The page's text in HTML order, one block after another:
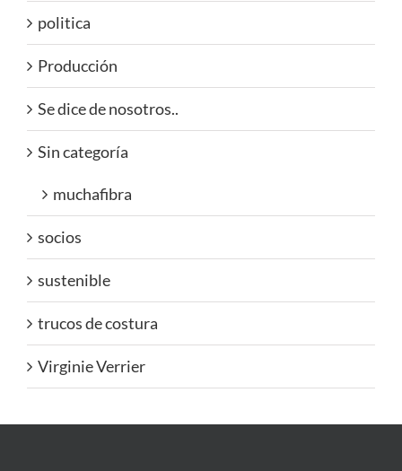
politica
Producción
Se dice de nosotros..
Sin categoría
muchafibra
socios
sustenible
trucos de costura
Virginie Verrier